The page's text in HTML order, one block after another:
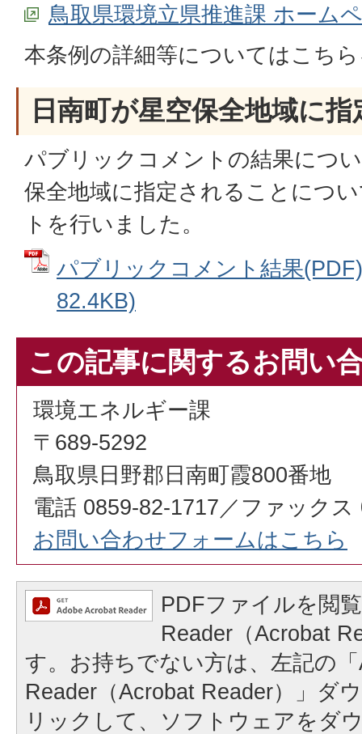
鳥取県環境立県推進課 ホーム
本条例の詳細等についてはこち
日南町が星空保全地域に指
パブリックコメントの結果につ
保全地域に指定されることにつ
トを行いました。
パブリックコメント結果
82.4KB)
この記事に関するお問い
環境エネルギー課
〒689-5292
鳥取県日野郡日南町霞800番地
電話 0859-82-1717／ファックス
お問い合わせフォームはこちら
PDFファイルを閲
Reader（Acrobat
す。お持ちでない方は、左記の
Reader（Acrobat Reader）」ダ
リックして、ソフトウェアをダ